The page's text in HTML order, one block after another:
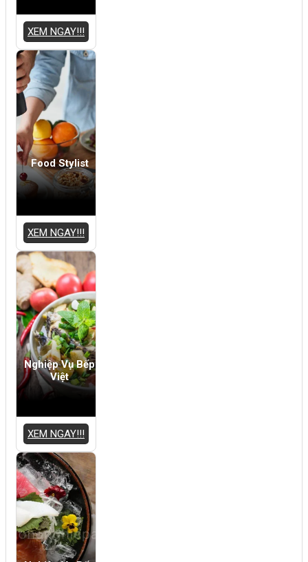
XEM NGAY!!!
Food Stylist
XEM NGAY!!!
Nghiệp Vụ Bếp
Việt
XEM NGAY!!!